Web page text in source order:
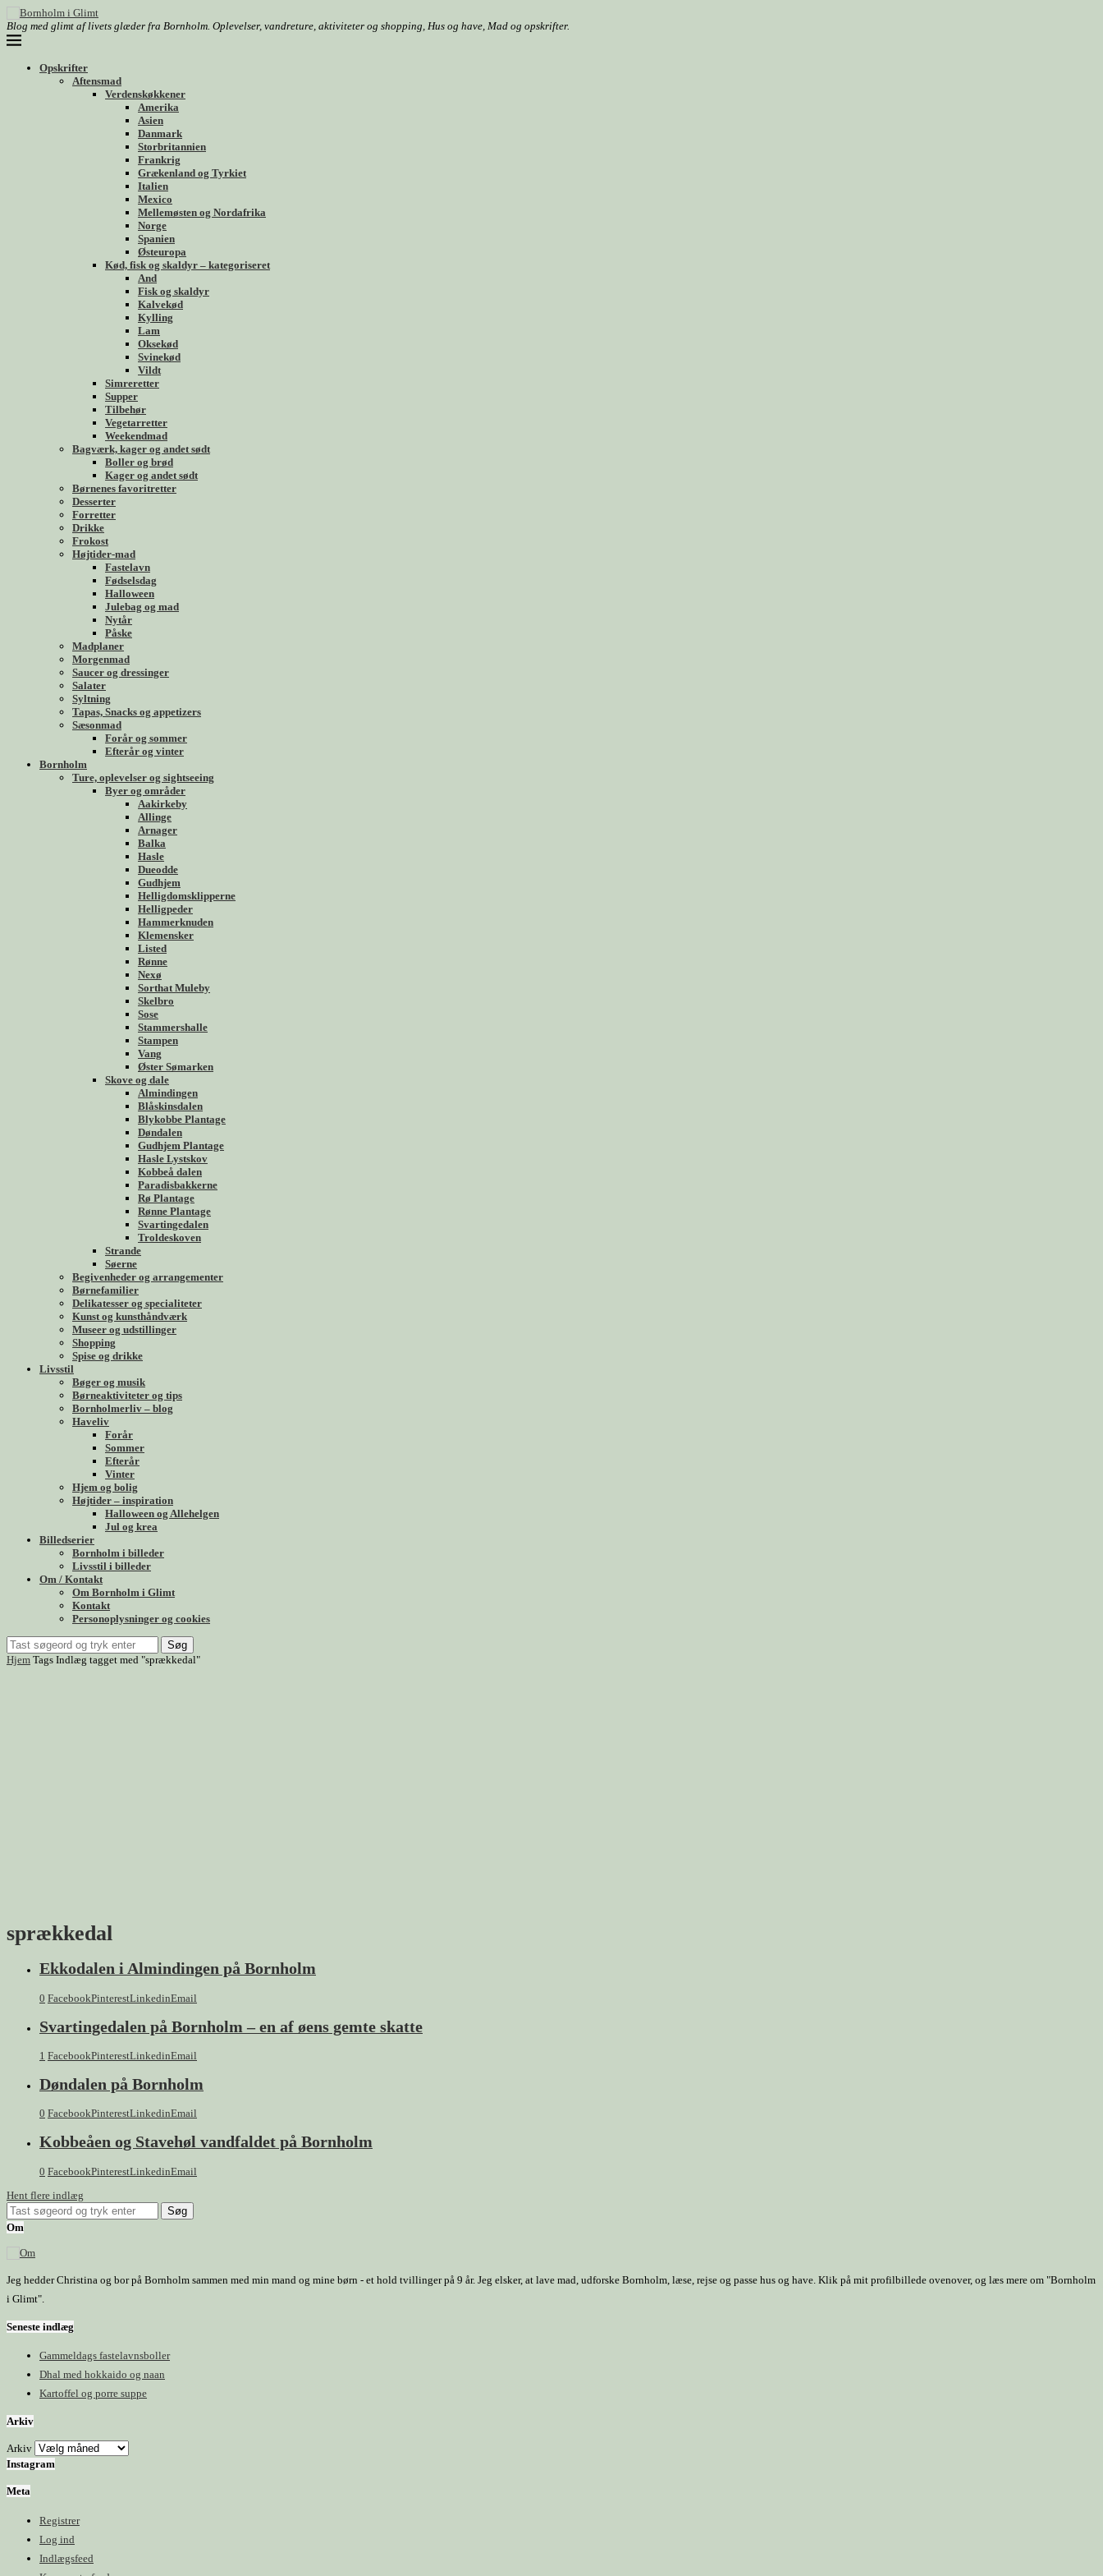
Blog med glimt af livets glæder fra Bornholm. Oplevelser, vandreture, aktiviteter og shopping, Hus og have, Mad og opskrifter.
Opskrifter
Aftensmad
Verdenskøkkener
Amerika
Asien
Danmark
Storbritannien
Frankrig
Grækenland og Tyrkiet
Italien
Mexico
Mellemøsten og Nordafrika
Norge
Spanien
Østeuropa
Kød, fisk og skaldyr – kategoriseret
And
Fisk og skaldyr
Kalvekød
Kylling
Lam
Oksekød
Svinekød
Vildt
Simreretter
Supper
Tilbehør
Vegetarretter
Weekendmad
Bagværk, kager og andet sødt
Boller og brød
Kager og andet sødt
Børnenes favoritretter
Desserter
Forretter
Drikke
Frokost
Højtider-mad
Fastelavn
Fødselsdag
Halloween
Julebag og mad
Nytår
Påske
Madplaner
Morgenmad
Saucer og dressinger
Salater
Syltning
Tapas, Snacks og appetizers
Sæsonmad
Forår og sommer
Efterår og vinter
Bornholm
Ture, oplevelser og sightseeing
Byer og områder
Aakirkeby
Allinge
Arnager
Balka
Hasle
Dueodde
Gudhjem
Helligdomsklipperne
Helligpeder
Hammerknuden
Klemensker
Listed
Rønne
Nexø
Sorthat Muleby
Skelbro
Sose
Stammershalle
Stampen
Vang
Øster Sømarken
Skove og dale
Almindingen
Blåskinsdalen
Blykobbe Plantage
Døndalen
Gudhjem Plantage
Hasle Lystskov
Kobbeå dalen
Paradisbakkerne
Rø Plantage
Rønne Plantage
Svartingedalen
Troldeskoven
Strande
Søerne
Begivenheder og arrangementer
Børnefamilier
Delikatesser og specialiteter
Kunst og kunsthåndværk
Museer og udstillinger
Shopping
Spise og drikke
Livsstil
Bøger og musik
Børneaktiviteter og tips
Bornholmerliv – blog
Haveliv
Forår
Sommer
Efterår
Vinter
Hjem og bolig
Højtider – inspiration
Halloween og Allehelgen
Jul og krea
Billedserier
Bornholm i billeder
Livsstil i billeder
Om / Kontakt
Om Bornholm i Glimt
Kontakt
Personoplysninger og cookies
Søg
Hjem Tags Indlæg tagget med "sprækkedal"
sprækkedal
Ekkodalen i Almindingen på Bornholm
0 FacebookPinterestLinkedinEmail
Svartingedalen på Bornholm – en af øens gemte skatte
1 FacebookPinterestLinkedinEmail
Døndalen på Bornholm
0 FacebookPinterestLinkedinEmail
Kobbeåen og Stavehøl vandfaldet på Bornholm
0 FacebookPinterestLinkedinEmail
Hent flere indlæg
Om
Jeg hedder Christina og bor på Bornholm sammen med min mand og mine børn - et hold tvillinger på 9 år. Jeg elsker, at lave mad, udforske Bornholm, læse, rejse og passe hus og have. Klik på mit profilbillede ovenover, og læs mere om "Bornholm
i Glimt".
Seneste indlæg
Gammeldags fastelavnsboller
Dhal med hokkaido og naan
Kartoffel og porre suppe
Arkiv
Arkiv
Instagram
Meta
Registrer
Log ind
Indlægsfeed